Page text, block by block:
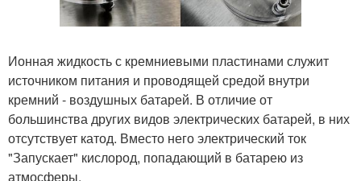
Ионная жидкость с кремниевыми пластинами служит
источником питания и проводящей средой внутри
кремний - воздушных батарей. В отличие от
большинства других видов электрических батарей, в них
отсутствует катод. Вместо него электрический ток
"Запускает" кислород, попадающий в батарею из
атмосферы.